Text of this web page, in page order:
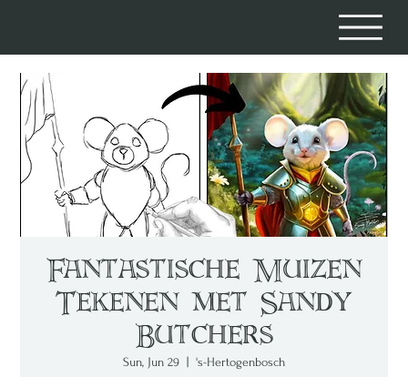
Fantastische Muizen
Tekenen met Sandy
Butchers
Sun, Jun 29 's-Hertogenbosch